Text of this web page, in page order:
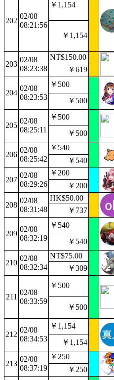
202
02/08
08:21:56
￥1,154
￥1,154
203
02/08
08:23:38
NT$150.00
￥619
204
02/08
08:23:53
￥500
￥500
205
02/08
08:25:11
￥500
￥500
206
02/08
08:25:42
￥540
￥540
207
02/08
08:29:26
￥200
￥200
208
02/08
08:31:48
HK$50.00
￥737
209
02/08
08:32:19
￥540
￥540
210
02/08
08:32:34
NT$75.00
￥309
211
02/08
08:33:59
￥500
￥500
212
02/08
08:34:53
￥1,154
￥1,154
213
02/08
08:37:19
￥250
￥250